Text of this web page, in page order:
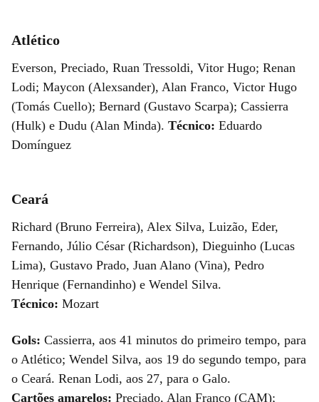
Atlético
Everson, Preciado, Ruan Tressoldi, Vitor Hugo; Renan
Lodi; Maycon (Alexsander), Alan Franco, Victor Hugo
(Tomás Cuello); Bernard (Gustavo Scarpa); Cassierra
(Hulk) e Dudu (Alan Minda). Técnico: Eduardo
Domínguez
Ceará
Richard (Bruno Ferreira), Alex Silva, Luizão, Eder,
Fernando, Júlio César (Richardson), Dieguinho (Lucas
Lima), Gustavo Prado, Juan Alano (Vina), Pedro
Henrique (Fernandinho) e Wendel Silva.
Técnico: Mozart
Gols: Cassierra, aos 41 minutos do primeiro tempo, para
o Atlético; Wendel Silva, aos 19 do segundo tempo, para
o Ceará. Renan Lodi, aos 27, para o Galo.
Cartões amarelos: Preciado, Alan Franco (CAM);